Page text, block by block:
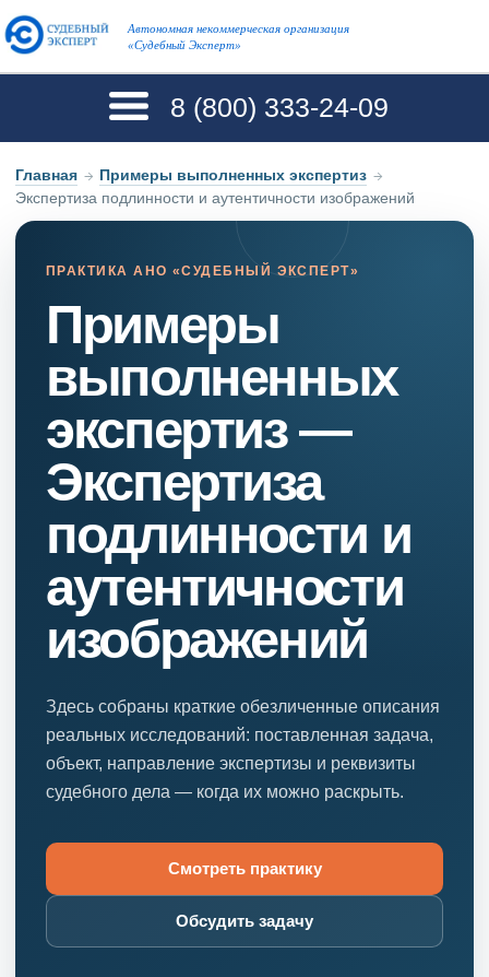
Автономная некоммерческая организация
«Судебный Эксперт»
8 (800) 333-24-09
Главная → Примеры выполненных экспертиз →
Экспертиза подлинности и аутентичности изображений
ПРАКТИКА АНО «СУДЕБНЫЙ ЭКСПЕРТ»
Примеры
выполненных
экспертиз —
Экспертиза
подлинности и
аутентичности
изображений
Здесь собраны краткие обезличенные описания
реальных исследований: поставленная задача,
объект, направление экспертизы и реквизиты
судебного дела — когда их можно раскрыть.
Смотреть практику
Обсудить задачу